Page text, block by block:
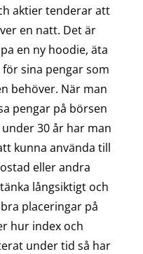
aktier tenderar att
en natt. Det är
en ny hoodie, äta
sina pengar som
behöver. När man
pengar på börsen
30 år har man
kunna använda till
eller andra
långsiktigt och
placeringar på
hur index och
under tid så har